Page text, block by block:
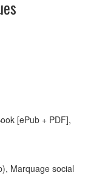
[ePub + PDF],
Marquage social